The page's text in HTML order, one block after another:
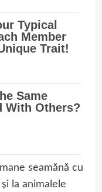
seamănă cu
la animalele